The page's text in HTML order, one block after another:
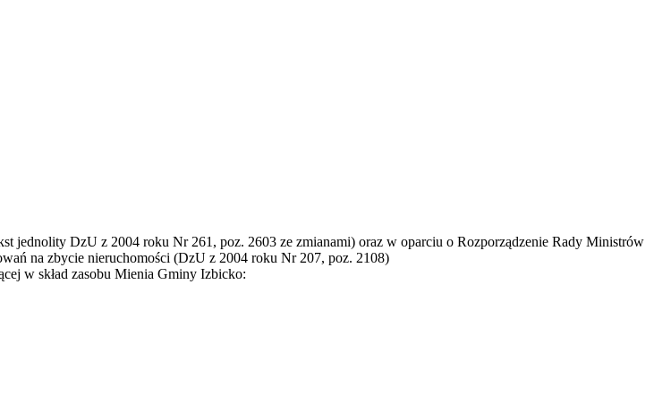
jednolity DzU z 2004 roku Nr 261, poz. 2603 ze zmianami) oraz w oparciu o Rozporządzenie Rady Ministrów
na zbycie nieruchomości (DzU z 2004 roku Nr 207, poz. 2108)
w skład zasobu Mienia Gminy Izbicko: